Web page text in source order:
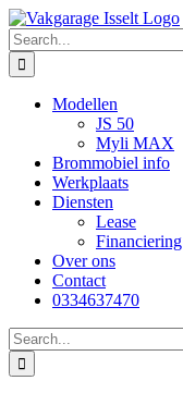
Skip
to
content
Search
for:
Modellen
JS 50
Myli MAX
Brommobiel info
Werkplaats
Diensten
Lease
Financiering
Over ons
Contact
0334637470
Search
for: